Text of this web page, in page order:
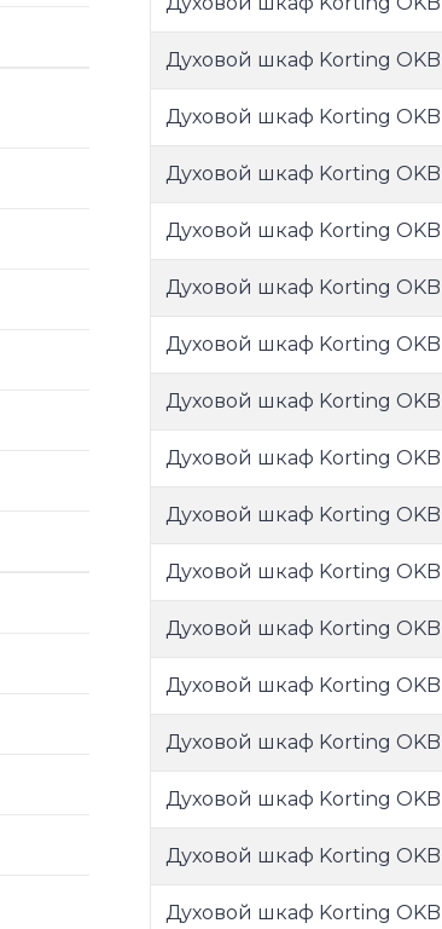
Духовой шкаф Korting OKB
Духовой шкаф Korting OKB
Духовой шкаф Korting OKB
Духовой шкаф Korting OKB
Духовой шкаф Korting OKB
Духовой шкаф Korting OKB
Духовой шкаф Korting OKB
Духовой шкаф Korting OKB
Духовой шкаф Korting OKB
Духовой шкаф Korting OKB
Духовой шкаф Korting OKB
Духовой шкаф Korting OKB
Духовой шкаф Korting OKB
Духовой шкаф Korting OKB
Духовой шкаф Korting OKB
Духовой шкаф Korting OKB